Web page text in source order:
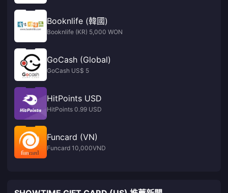
Booknlife (韓國)
Booknlife (KR) 5,000 WON
GoCash (Global)
GoCash US$ 5
HitPoints USD
HitPoints 0.99 USD
Funcard (VN)
Funcard 10,000VND